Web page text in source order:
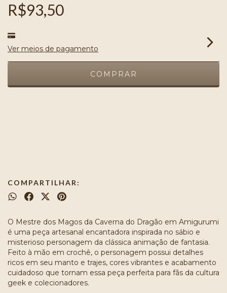
R$93,50
Ver meios de pagamento
COMPARTILHAR:
O Mestre dos Magos da Caverna do Dragão em Amigurumi
é uma peça artesanal encantadora inspirada no sábio e
misterioso personagem da clássica animação de fantasia.
Feito à mão em crochê, o personagem possui detalhes
ricos em seu manto e trajes, cores vibrantes e acabamento
cuidadoso que tornam essa peça perfeita para fãs da cultura
geek e colecionadores.